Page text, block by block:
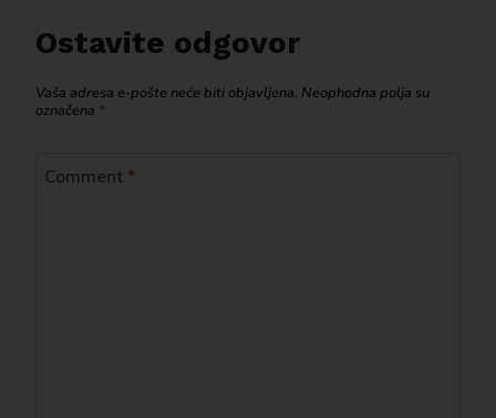
Ostavite odgovor
Vaša adresa e-pošte neće biti objavljena. Neophodna polja su
označena *
Comment *